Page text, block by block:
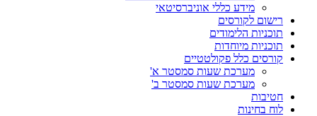
מידע כללי אוניברסיטאי
רישום לקורסים
תוכניות הלימודים
תוכניות מיוחדות
קורסים כלל פקולטטיים
מערכת שעות סמסטר א'
מערכת שעות סמסטר ב'
חטיבות
לוח בחינות